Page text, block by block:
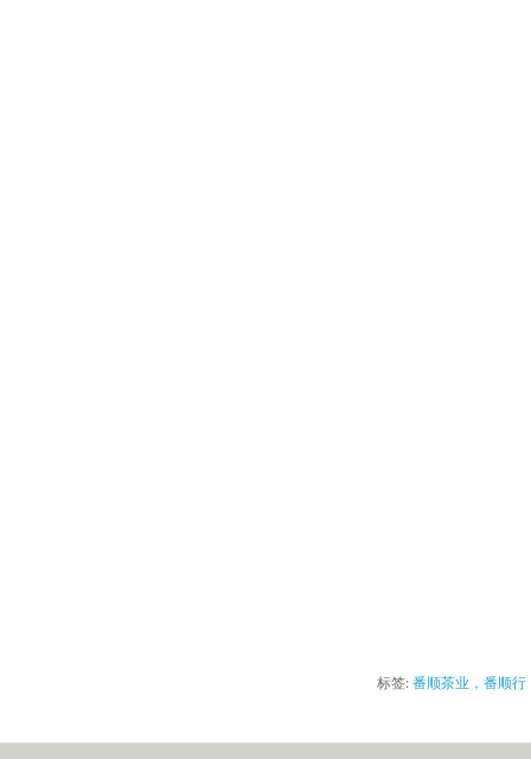
标签:番顺茶业，番顺